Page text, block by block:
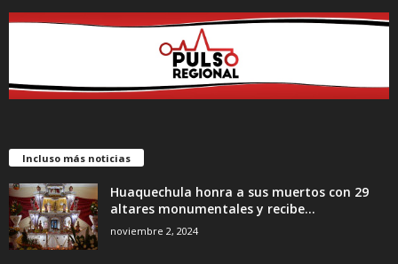
Incluso más noticias
Huaquechula honra a sus muertos con 29
altares monumentales y recibe...
noviembre 2, 2024